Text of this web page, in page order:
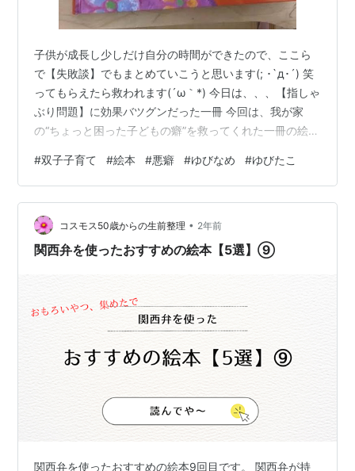
子供が成長し少しだけ自分の時間ができたので、ここら
で【失敗談】でもまとめていこうと思います(; ･`д･´) 笑
ってもらえたら救われます(´ω｀*) 今日は、、、【指しゃ
ぶり問題】に効果バツグンだった一冊 今回は、我が家
の“ちょっと困った子どもの癖”を救ってくれた一冊の絵本
の方、特に「指しゃぶりがなかなかやめられない…」と
悩んでいるご家庭には、ぜひ知ってほしい一冊です。 絵
本の中の“たこ”が、現実にやってきた 内容は、指しゃぶ
りがやめられない女の子の親指に、突然「たこ」ができ
てしゃべり出すという…怖すぎる展開(ﾟДﾟ;) しか
#双子子育て #絵本 #悪癖 #ゆびなめ #ゆびたこ
コスモス50歳からの生前整理 • 2年前
関西弁を使ったおすすめの絵本【5選】⑨
関西弁を使ったおすすめの絵本9回目です。 関西弁が持